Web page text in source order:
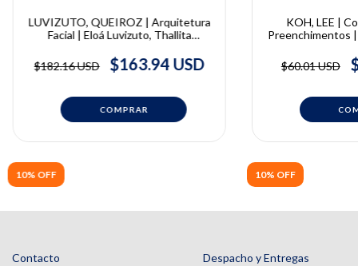
10% OFF
LUVIZUTO, QUEIROZ | Arquitetura
Facial | Eloá Luvizuto, Thallita
$182.16 USD
$163.94 USD
10% OFF
KOH, LEE |
Preenchimentos
$60.01 USD
Contacto Despacho y Entregas